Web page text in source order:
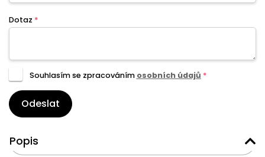
Dotaz *
Souhlasím se zpracováním osobních údajů *
Odeslat
Popis